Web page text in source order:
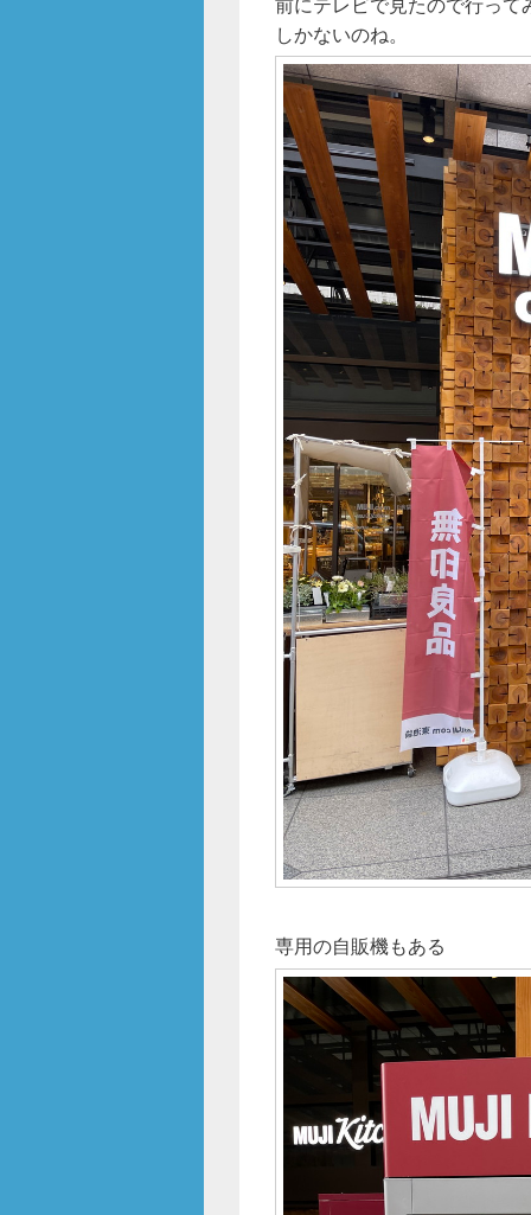
しかないのね。
専用の自販機もある